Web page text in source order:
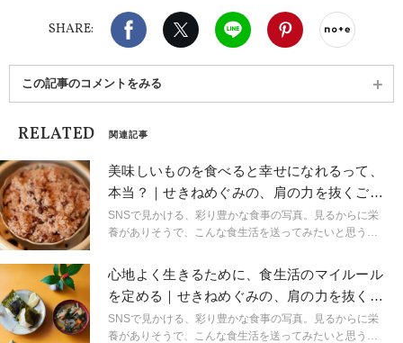
SHARE:
Facebook X（旧twitter）
LINE Pinterest
この記事のコメントをみる
RELATED 関連記事
美味しいものを食べると幸せになれるって、
本当？｜せきねめぐみの、肩の力を抜くごは
ん
SNSで見かける、彩り豊かな食事の写真。見るからに栄
養がありそうで、こんな食生活を送ってみたいと思う人
人も少なくないはずです。時間もない、料理が得意じゃ
ない、不器用なあなたに伝えたい「頑張らないごは
ん」。意識すべきポイントは、とってもシンプルです。
今日からできる「簡単な食養生」、教えてくれるのはマ
クロビオティックマイスターの関根愛さんです。
心地よく生きるために、食生活のマイルール
を定める｜せきねめぐみの、肩の力を抜くご
はん
SNSで見かける、彩り豊かな食事の写真。見るからに栄
養がありそうで、こんな食生活を送ってみたいと思う人